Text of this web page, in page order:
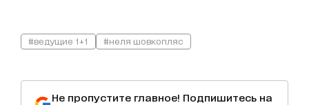
#ведущие 1+1 #неля шовкопляс
Не пропустите главное! Подпишитесь на